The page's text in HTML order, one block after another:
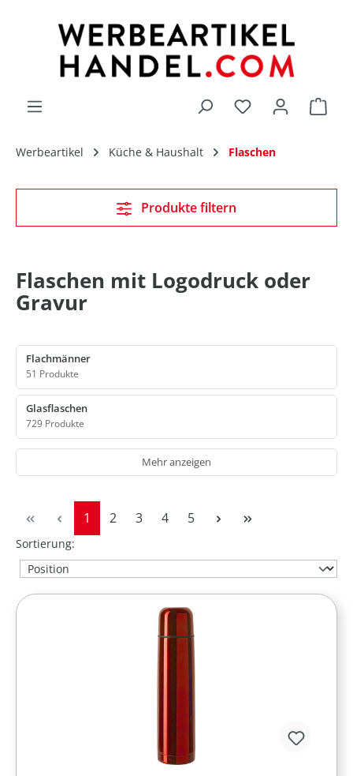
Du hast 0
Werbeartikel Küche & Haushalt Flaschen
Flaschen mit Logodruck oder
Gravur
Flachmänner
51 Produkte
Glasflaschen
729 Produkte
Mehr anzeigen
Seite
1 Seite
2 Seite
3 Seite
4 Seite
5
Sortierung:
Produkte filtern